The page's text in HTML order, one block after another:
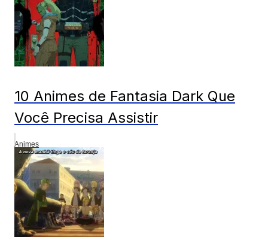
10 Animes de Fantasia Dark Que
Você Precisa Assistir
Animes